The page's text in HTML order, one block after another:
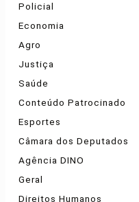
Policial
Economia
Agro
Justiça
Saúde
Conteúdo Patrocinado
Esportes
Câmara dos Deputados
Agência DINO
Geral
Direitos Humanos